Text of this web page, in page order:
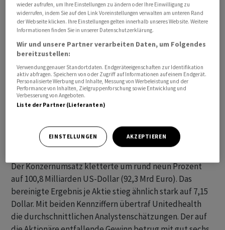
Der Vorstand konkretisiert daher seine Ziele für das
Jahr. Der bereinigte Gewinn je Aktie dürfte 2024 nun
zwischen 27,50 und 27,75 US-Dollar liegen, wie das
Unternehmen am Dienstag in Minnetonka mitteilte. Die
in den Vereinigten Staaten wichtige Kennziffer fällt
damit am oberen Ende der Spanne etwas kleiner aus als
bisher bekannt - hier standen bislang 28 Dollar auf dem
Zettel. Im vorbörslichen Handel verloren die Papiere
Dabei entwickelte sich der Versicherer im
Der Konzernumsatz kletterte um rund neun Prozent
auf 100,8 Milliarden US-Dollar (92,3 Mrd Euro). Das
bereinigte Ergebnis je Aktie stieg ähnlich stark auf 7,15
Dollar. Mit beiden Kennziffern übertraf Unitedhealth
die durchschnittlichen Analystenschätzungen. Der auf
wieder aufrufen, um Ihre Einstellungen zu ändern oder Ihre Einwilligung zu
widerrufen, indem Sie auf den Link Voreinstellungen verwalten am unteren Rand
der Webseite klicken. Ihre Einstellungen gelten innerhalb unseres Website. Weitere
Informationen finden Sie in unserer Datenschutzerklärung.
Wir und unsere Partner verarbeiten Daten, um Folgendes
bereitzustellen:
Verwendung genauer Standortdaten. Endgeräteeigenschaften zur Identifikation
aktiv abfragen. Speichern von oder Zugriff auf Informationen auf einem Endgerät.
Personalisierte Werbung und Inhalte, Messung von Werbeleistung und der
Performance von Inhalten, Zielgruppenforschung sowie Entwicklung und
Verbesserung von Angeboten.
Liste der Partner (Lieferanten)
EINSTELLUNGEN AKZEPTIEREN